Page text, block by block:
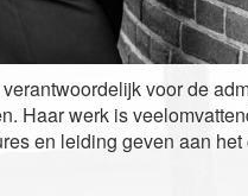
voor de
Haar werk is
en leiding geven aan